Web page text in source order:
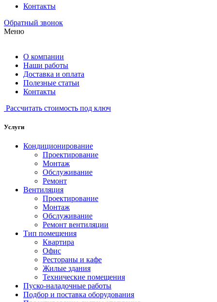
Контакты
Обратный звонок
Меню
О компании
Наши работы
Доставка и оплата
Полезные статьи
Контакты
Рассчитать стоимость под ключ
Услуги
Кондиционирование
Проектирование
Монтаж
Обслуживание
Ремонт
Вентиляция
Проектирование
Монтаж
Обслуживание
Ремонт вентиляции
Тип помещения
Квартира
Офис
Рестораны и кафе
Жилые здания
Технические помещения
Пуско-наладочные работы
Подбор и поставка оборудования